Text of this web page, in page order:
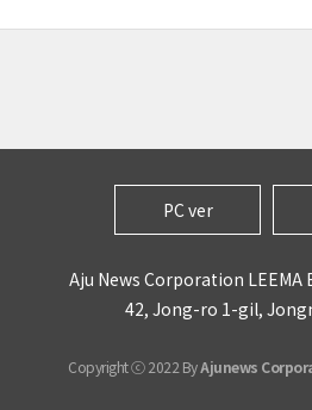
PC ver
Aju News Corporation
42, Jong-ro 1-gil,
Copyright ⓒ 2022 ByAjunews